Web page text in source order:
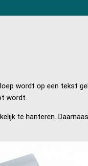
wordt op een tekst
wordt.
te hanteren.